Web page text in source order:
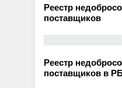
Реестр
поставщиков
Реестр
поставщиков в